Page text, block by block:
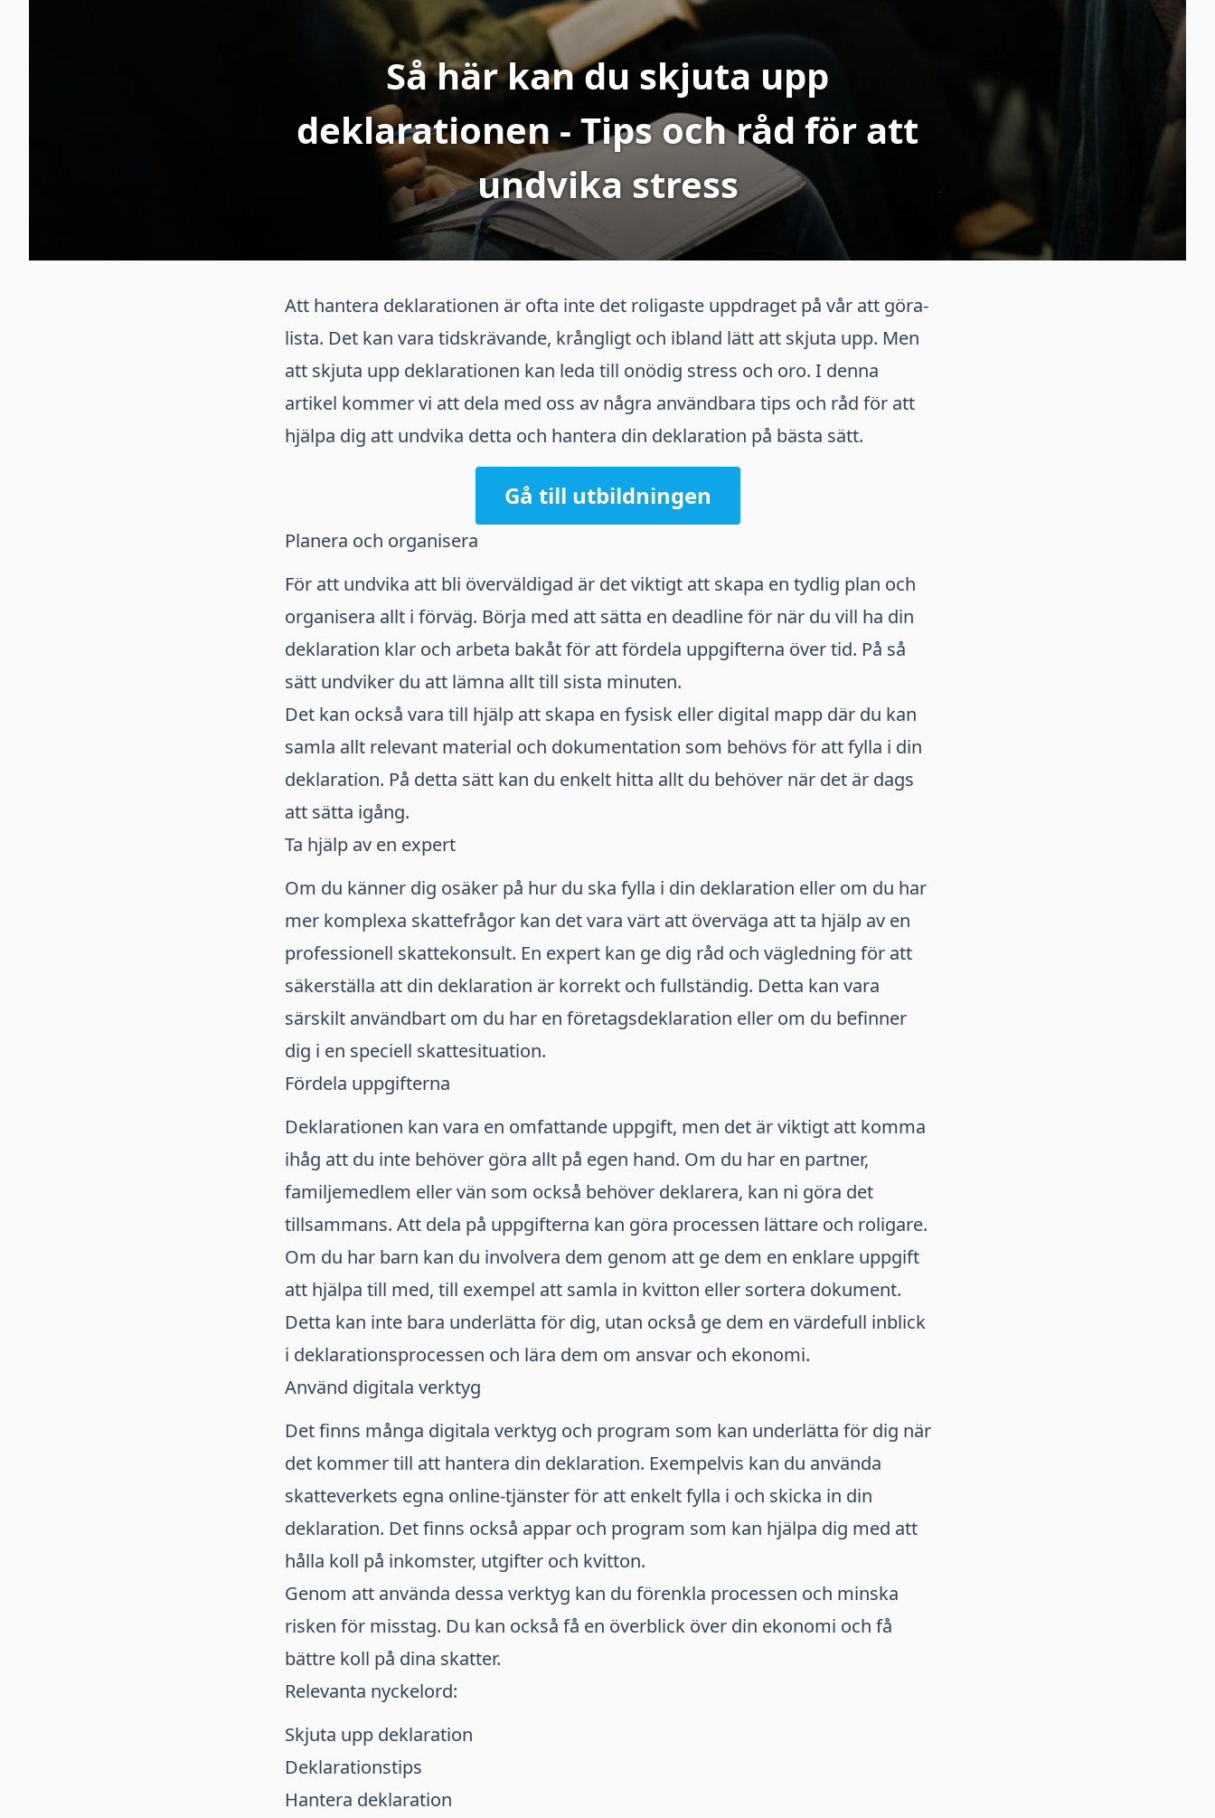
Så här kan du skjuta upp
deklarationen - Tips och råd för att
undvika stress
Att hantera deklarationen är ofta inte det roligaste uppdraget på vår att göra-
lista. Det kan vara tidskrävande, krångligt och ibland lätt att skjuta upp. Men
att skjuta upp deklarationen kan leda till onödig stress och oro. I denna
artikel kommer vi att dela med oss av några användbara tips och råd för att
hjälpa dig att undvika detta och hantera din deklaration på bästa sätt.
Gå till utbildningen
Planera och organisera
För att undvika att bli överväldigad är det viktigt att skapa en tydlig plan och
organisera allt i förväg. Börja med att sätta en deadline för när du vill ha din
deklaration klar och arbeta bakåt för att fördela uppgifterna över tid. På så
sätt undviker du att lämna allt till sista minuten.
Det kan också vara till hjälp att skapa en fysisk eller digital mapp där du kan
samla allt relevant material och dokumentation som behövs för att fylla i din
deklaration. På detta sätt kan du enkelt hitta allt du behöver när det är dags
att sätta igång.
Ta hjälp av en expert
Om du känner dig osäker på hur du ska fylla i din deklaration eller om du har
mer komplexa skattefrågor kan det vara värt att överväga att ta hjälp av en
professionell skattekonsult. En expert kan ge dig råd och vägledning för att
säkerställa att din deklaration är korrekt och fullständig. Detta kan vara
särskilt användbart om du har en företagsdeklaration eller om du befinner
dig i en speciell skattesituation.
Fördela uppgifterna
Deklarationen kan vara en omfattande uppgift, men det är viktigt att komma
ihåg att du inte behöver göra allt på egen hand. Om du har en partner,
familjemedlem eller vän som också behöver deklarera, kan ni göra det
tillsammans. Att dela på uppgifterna kan göra processen lättare och roligare.
Om du har barn kan du involvera dem genom att ge dem en enklare uppgift
att hjälpa till med, till exempel att samla in kvitton eller sortera dokument.
Detta kan inte bara underlätta för dig, utan också ge dem en värdefull inblick
i deklarationsprocessen och lära dem om ansvar och ekonomi.
Använd digitala verktyg
Det finns många digitala verktyg och program som kan underlätta för dig när
det kommer till att hantera din deklaration. Exempelvis kan du använda
skatteverkets egna online-tjänster för att enkelt fylla i och skicka in din
deklaration. Det finns också appar och program som kan hjälpa dig med att
hålla koll på inkomster, utgifter och kvitton.
Genom att använda dessa verktyg kan du förenkla processen och minska
risken för misstag. Du kan också få en överblick över din ekonomi och få
bättre koll på dina skatter.
Relevanta nyckelord:
Skjuta upp deklaration
Deklarationstips
Hantera deklaration